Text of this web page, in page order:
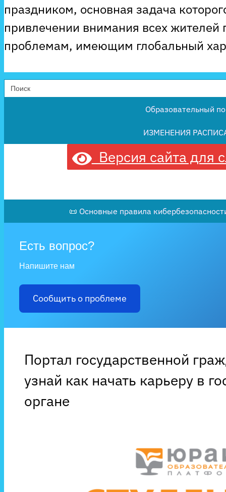
праздником, основная задача
привлечении внимания всех жителей
проблемам, имеющим глобальный
Search
for:
Образовательный
ИЗМЕНЕНИЯ
Версия сайта для
📜 Основные правила
Есть вопрос?
Напишите нам
Сообщить о проблеме
Портал государственной
узнай как начать карьеру в
органе